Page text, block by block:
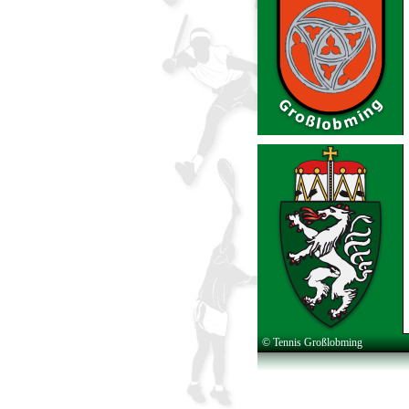
© Tennis Großlobming